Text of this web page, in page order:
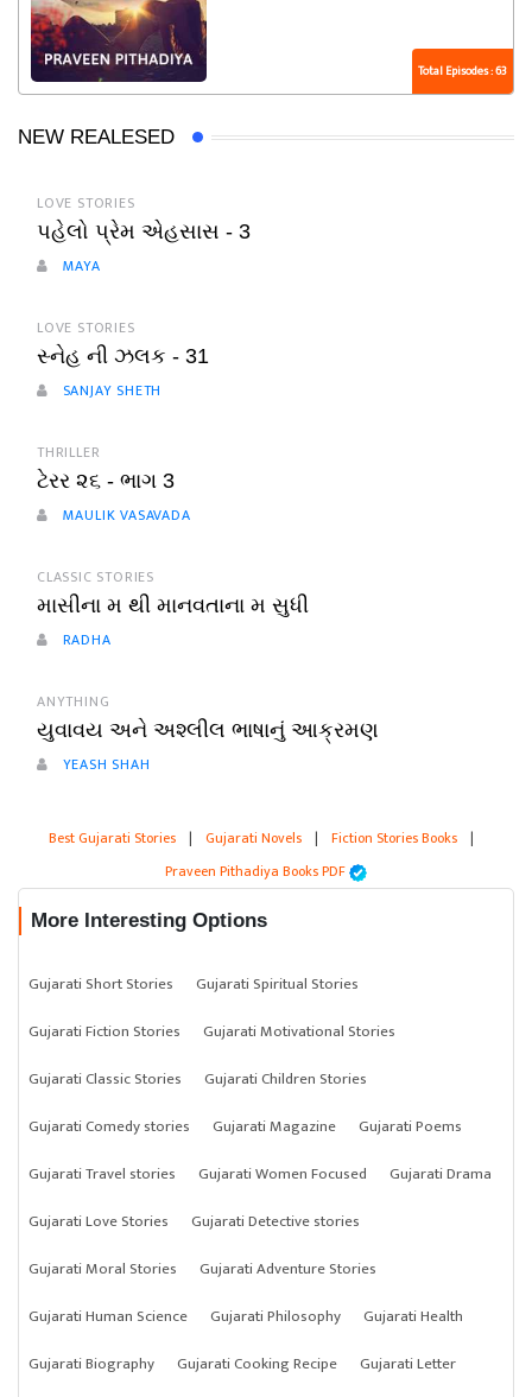
Total Episodes : 63
NEW REALESED
LOVE STORIES
પહેલો પ્રેમ એહસાસ - 3
MAYA
LOVE STORIES
સ્નેહ ની ઝલક - 31
SANJAY SHETH
THRILLER
ટેરર ૨૬ - ભાગ 3
MAULIK VASAVADA
CLASSIC STORIES
માસીના મ થી માનવતાના મ સુધી
RADHA
ANYTHING
યુવાવય અને અશ્લીલ ભાષાનું આક્રમણ
YEASH SHAH
Best Gujarati Stories | Gujarati Novels | Fiction Stories Books |
Praveen Pithadiya Books PDF
More Interesting Options
Gujarati Short Stories
Gujarati Spiritual Stories
Gujarati Fiction Stories
Gujarati Motivational Stories
Gujarati Classic Stories
Gujarati Children Stories
Gujarati Comedy stories
Gujarati Magazine
Gujarati Poems
Gujarati Travel stories
Gujarati Women Focused
Gujarati Drama
Gujarati Love Stories
Gujarati Detective stories
Gujarati Moral Stories
Gujarati Adventure Stories
Gujarati Human Science
Gujarati Philosophy
Gujarati Health
Gujarati Biography
Gujarati Cooking Recipe
Gujarati Letter